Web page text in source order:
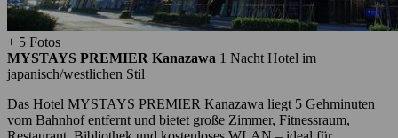
+ 5 Fotos
MYSTAYS PREMIER Kanazawa 1 Nacht Hotel im
japanisch/westlichen Stil
Das Hotel MYSTAYS PREMIER Kanazawa liegt 5 Gehminuten
vom Bahnhof entfernt und bietet große Zimmer, Fitnessraum,